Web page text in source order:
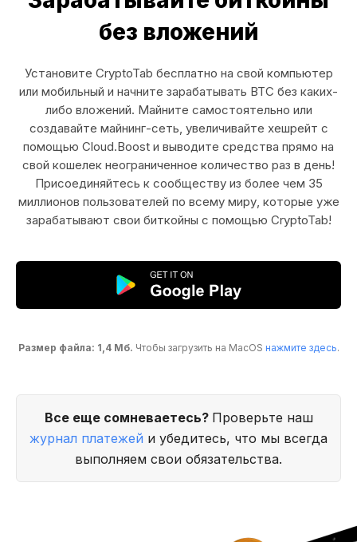
без вложений
Установите CryptoTab бесплатно на свой компьютер
или мобильный и начните зарабатывать BTC без каких-
либо вложений. Майните самостоятельно или
создавайте майнинг-сеть, увеличивайте хешрейт с
помощью Cloud.Boost и выводите средства прямо на
свой кошелек неограниченное количество раз в день!
Присоединяйтесь к сообществу из более чем 35
миллионов пользователей по всему миру, которые уже
зарабатывают свои биткойны с помощью CryptoTab!
Размер файла: 1,4 Мб. Чтобы загрузить на MacOS нажмите здесь.
Все еще сомневаетесь? Проверьте наш
журнал платежей и убедитесь, что мы всегда
выполняем свои обязательства.